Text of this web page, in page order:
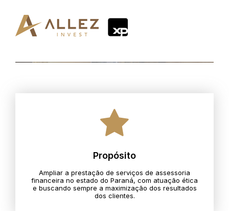
Propósito
Ampliar a prestação de serviços de assessoria
financeira no estado do Paraná, com atuação ética
e buscando sempre a maximização dos resultados
dos clientes.